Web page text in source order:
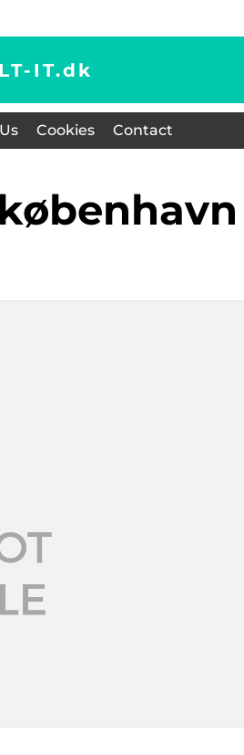
IT.dk
Cookies Contact